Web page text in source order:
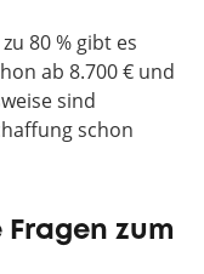
80 % gibt es
ab 8.700 € und
sind
schon
Fragen zum